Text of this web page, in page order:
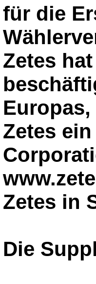
für die
Zetes
Zetes
Zetes in
Die